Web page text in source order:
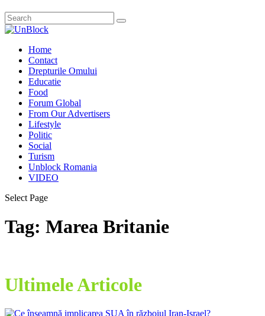
Home
Contact
Drepturile Omului
Educatie
Food
Forum Global
From Our Advertisers
Lifestyle
Politic
Social
Turism
Unblock Romania
VIDEO
Select Page
Tag: Marea Britanie
Ultimele Articole